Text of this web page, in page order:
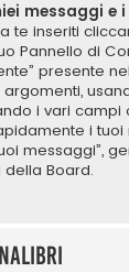
messaggi e
te inseriti
Pannello di
presente
i vari campi
i
messaggi”,
Board.